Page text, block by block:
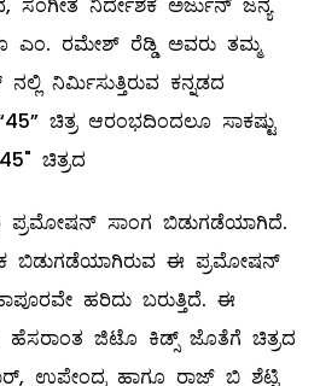
ಸಂಗೀತ ನಿರ್ದೇಶಕ ಅರ್ಜುನ್ ಜನ್ಯ
ಎಂ. ರಮೇಶ್ ರೆಡ್ಡಿ ಅವರು ತಮ್ಮ
ನಿರ್ಮಿಸುತ್ತಿರುವ ಕನ್ನಡದ
ಚಿತ್ರ ಆರಂಭದಿಂದಲೂ ಸಾಕಷ್ಟು
ಚಿತ್ರದ
ಪ್ರಮೋಷನ್ ಸಾಂಗ ಬಿಡುಗಡೆಯಾಗಿದೆ.
ಈ ಪ್ರಮೋಷನ್
ಹರಿದು ಬರುತ್ತಿದೆ. ಈ
ಹೆಸರಾಂತ ಜಿಟೊ ಕಿಡ್ಸ್ ಜೊತೆಗೆ ಚಿತ್ರದ
ಉಪೇಂದ್ರ ಹಾಗೂ ರಾಜ್ ಬಿ ಶೆಟ್ಟಿ